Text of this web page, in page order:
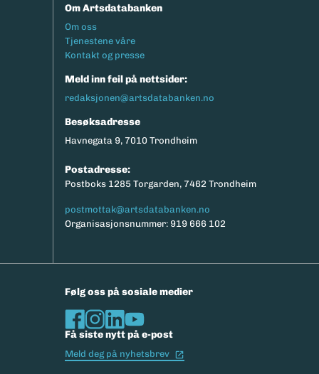
Om Artsdatabanken
Footermeny
Om oss
Tjenestene våre
Kontakt og presse
Meld inn feil på nettsider:
redaksjonen@artsdatabanken.no
Besøksadresse
Havnegata 9, 7010 Trondheim
Postadresse:
Postboks 1285 Torgarden, 7462 Trondheim
postmottak@artsdatabanken.no
Organisasjonsnummer: 919 666 102
Følg oss på sosiale medier
Få siste nytt på e-post
Meld deg på nyhetsbrev